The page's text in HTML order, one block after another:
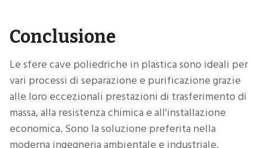
Conclusione
Le sfere cave poliedriche in plastica sono ideali per
vari processi di separazione e purificazione grazie
alle loro eccezionali prestazioni di trasferimento di
massa, alla resistenza chimica e all'installazione
economica. Sono la soluzione preferita nella
moderna ingegneria ambientale e industriale.